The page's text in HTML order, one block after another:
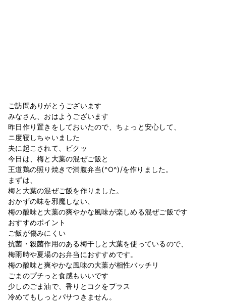
ご訪問ありがとうございます
みなさん、おはようございます
昨日作り置きをしておいたので、ちょっと安心して、
ニ度寝しちゃいました
夫に起こされて、ビクッ
今日は、梅と大葉の混ぜご飯と
王道鶏の照り焼きで満腹弁当(^O^)/を作りました。
まずは、
梅と大葉の混ぜご飯を作りました。
おかずの味を邪魔しない、
梅の酸味と大葉の爽やかな風味が楽しめる混ぜご飯です
おすすめポイント
ご飯が傷みにくい
抗菌・殺菌作用のある梅干しと大葉を使っているので、
梅雨時や夏場のお弁当におすすめです。
梅の酸味と爽やかな風味の大葉が相性バッチリ
ごまのプチっと食感もいいです
少しのごま油で、香りとコクをプラス
冷めてもしっとパサつきません。